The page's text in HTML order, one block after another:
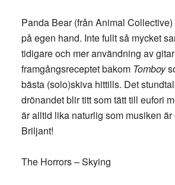
Panda Bear (från Animal
på egen hand. Inte fullt så mycket
tidigare och mer användning av
framgångsreceptet bakom Tomboy
bästa (solo)skiva hittills. Det
drönandet blir titt som tätt till eufori
är alltid lika naturlig som musiken är
Briljant!
The Horrors – Skying